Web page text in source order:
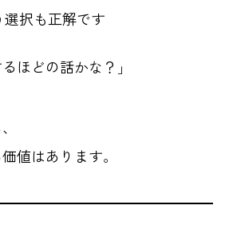
択も正解です
ほどの話かな？」
値はあります。